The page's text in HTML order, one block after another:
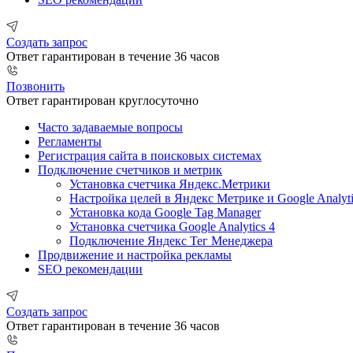
Создать запрос
Ответ гарантирован в течение 36 часов
Позвонить
Ответ гарантирован круглосуточно
Часто задаваемые вопросы
Регламенты
Регистрация сайта в поисковых системах
Подключение счетчиков и метрик
Установка счетчика Яндекс.Метрики
Настройка целей в Яндекс Метрике и Google
Установка кода Google Tag Manager
Установка счетчика Google Analytics 4
Подключение Яндекс Тег Менеджера
Продвижение и настройка рекламы
SEO рекомендации
Создать запрос
Ответ гарантирован в течение 36 часов